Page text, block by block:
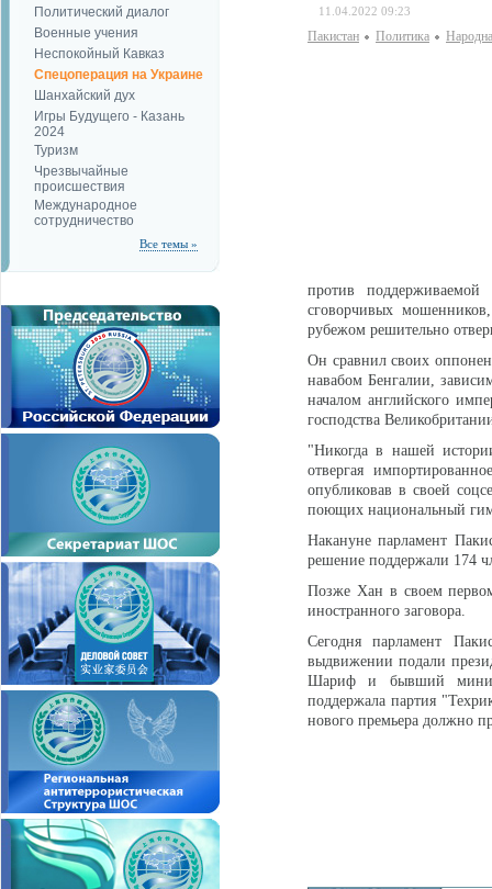
Политический диалог
Военные учения
Неспокойный Кавказ
Спецоперация на Украине
Шанхайский дух
Игры Будущего - Казань
2024
Туризм
Чрезвычайные
происшествия
Международное
сотрудничество
Все темы »
11.04.2022 09:23
Пакистан Политика
против
сговорчивых
рубежом решительно
Он сравнил своих
навабом Бенгалии,
началом английского
господства
"Никогда в нашей
отвергая
опубликовав в своей
поющих национальный
Накануне парламент
решение поддержали 174
Позже Хан в своем
иностранного заговора.
Сегодня парламент
выдвижении подали
Шариф и бывший
поддержала партия
нового премьера должно